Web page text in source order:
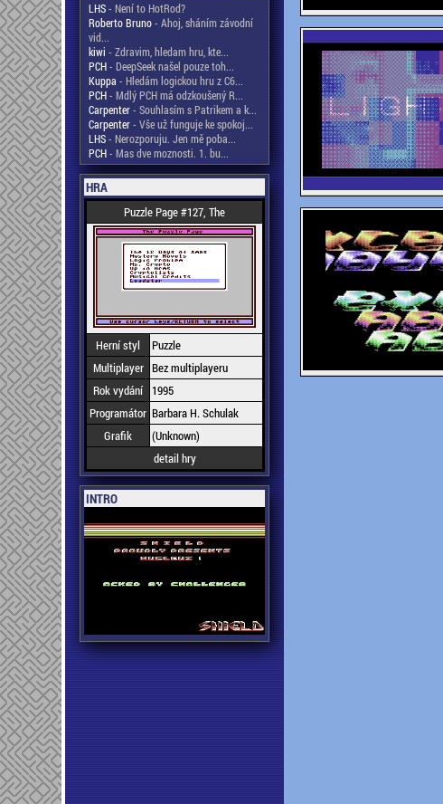
LHS- Není to HotRod?
Roberto Bruno- Ahoj, sháním závodní
vid...
kiwi - Zdravim, hledam hru, kte...
PCH- DeepSeek našel pouze toh...
Kuppa - Hledám logickou hru z C6...
PCH- Mdlý PCH má odzkoušený R...
Carpenter- Souhlasím s Patrikem a k...
Carpenter- Vše už funguje ke spokoj...
LHS- Nerozporuju. Jen mě poba...
PCH- Mas dve moznosti. 1. bu...
HRA
Puzzle Page #127, The
Herní styl
Puzzle
Multiplayer Bez multiplayeru
Rok vydání
1995
Programátor Barbara H. Schulak
Grafik
(Unknown)
detail hry
INTRO